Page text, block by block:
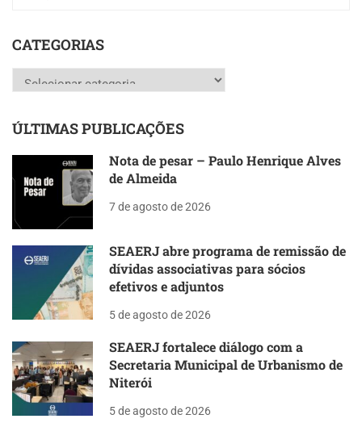
CATEGORIAS
Categorias
ÚLTIMAS PUBLICAÇÕES
Nota de pesar – Paulo Henrique Alves
de Almeida
7 de agosto de 2026
SEAERJ abre programa de remissão de
dívidas associativas para sócios
efetivos e adjuntos
5 de agosto de 2026
SEAERJ fortalece diálogo com a
Secretaria Municipal de Urbanismo de
Niterói
5 de agosto de 2026